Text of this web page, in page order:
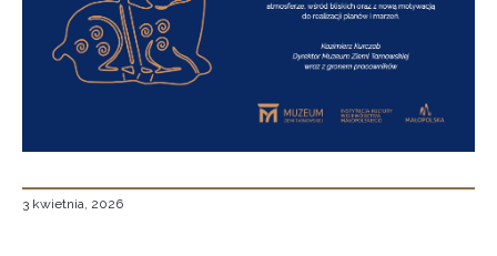
3 kwietnia, 2026